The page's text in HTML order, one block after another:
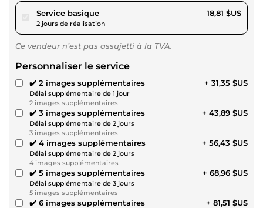
Service basiquepour 17,34 $US
2 jours de réalisation
18,81 $US
Ce vendeur n’est pas assujetti à la TVA.
Personnaliser le service
✔️ 2 images supplémentaires
Délai supplémentaire de 1 jour
2 images supplémentaires
+ 31,35 $US
✔️ 3 images supplémentaires
Délai supplémentaire de 2 jours
3 images supplémentaires
+ 43,89 $US
✔️ 4 images supplémentaires
Délai supplémentaire de 2 jours
4 images supplémentaires
+ 56,43 $US
✔️ 5 images supplémentaires
Délai supplémentaire de 3 jours
5 images supplémentaires
+ 68,96 $US
✔️ 6 images supplémentaires + 81,51 $US